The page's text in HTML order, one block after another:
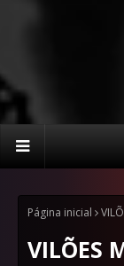
Página inicial
VILÕES